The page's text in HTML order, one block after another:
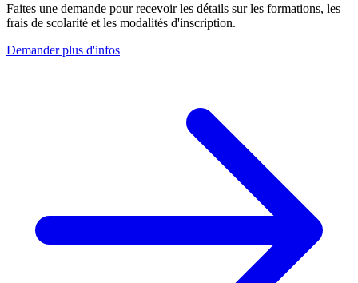
Faites une demande pour recevoir les détails sur les formations, les
frais de scolarité et les modalités d'inscription.
Demander plus d'infos